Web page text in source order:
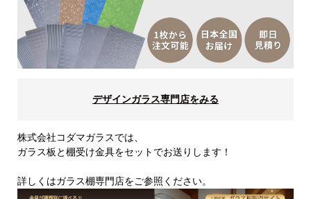
デザインガラス専門店をみる
株式会社コダマガラスでは、
ガラス板と棚受け金具をセットでお送りします！
詳しくはガラス棚専門店をご参照ください。